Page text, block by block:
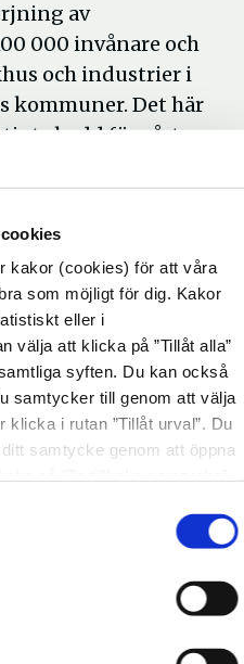
kakor (cookies) för att våra
som möjligt för dig. Kakor
eller i
välja att klicka på ”Tillåt alla”
syften. Du kan också
samtycker till genom att välja
i rutan ”Tillåt urval”. Du
samtycke genom att öppna
våra leverantörer inhämtar
av
000 invånare och
och industrier i
kommuner. Det här
skydd för vårt
Tano, driftchef
delar av
och Strängnäs
har blivit
möjlighet att
remiss inför
av
och
begränsningar av
eller åtgärder.
kemiska